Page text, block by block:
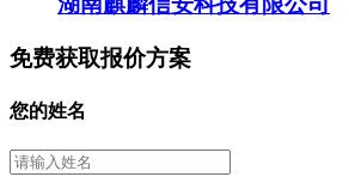
免费获取报价方案
您的姓名